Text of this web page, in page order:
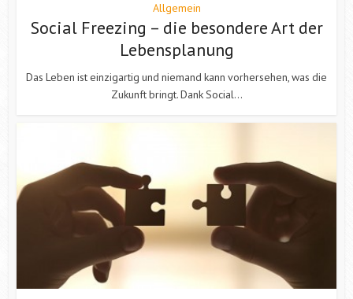
Allgemein
Social Freezing – die besondere Art der
Lebensplanung
Das Leben ist einzigartig und niemand kann vorhersehen, was die
Zukunft bringt. Dank Social...